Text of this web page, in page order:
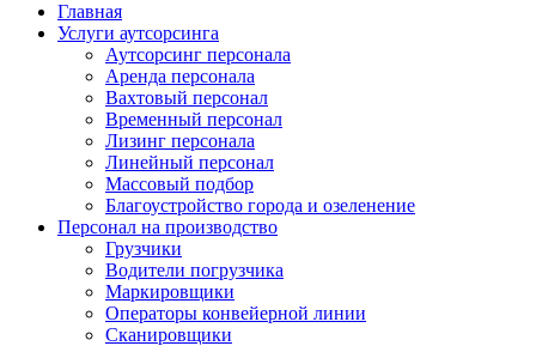
Главная
Услуги аутсорсинга
Аутсорсинг персонала
Аренда персонала
Вахтовый персонал
Временный персонал
Лизинг персонала
Линейный персонал
Массовый подбор
Благоустройство города и озеленение
Персонал на производство
Грузчики
Водители погрузчика
Маркировщики
Операторы конвейерной линии
Сканировщики